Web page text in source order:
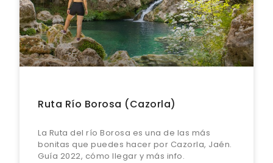
Ruta Río Borosa (Cazorla)
La Ruta del río Borosa es una de las más
bonitas que puedes hacer por Cazorla, Jaén.
Guía 2022, cómo llegar y más info.